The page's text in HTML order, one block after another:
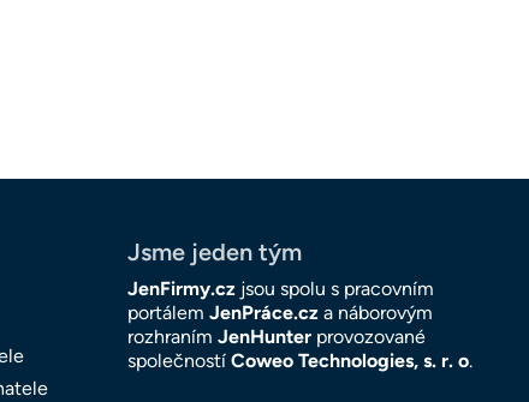
Jsme jeden tým
JenFirmy.cz jsou spolu s pracovním
portálem JenPráce.cz a náborovým
rozhraním JenHunter provozované
společností Coweo Technologies, s. r. o.